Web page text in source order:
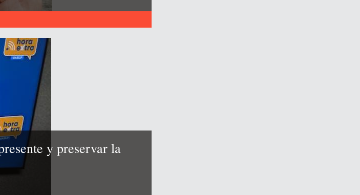
y preservar la